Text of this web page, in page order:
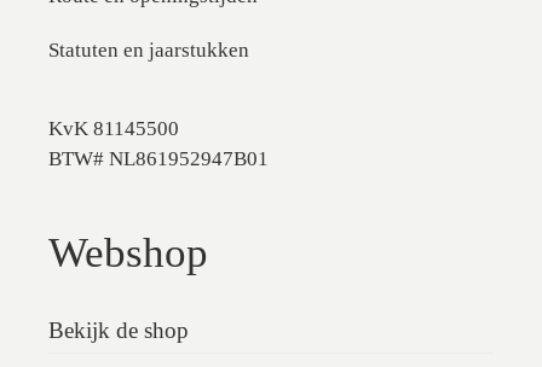
Statuten en jaarstukken
KvK 81145500
BTW# NL861952947B01
Webshop
Bekijk de shop